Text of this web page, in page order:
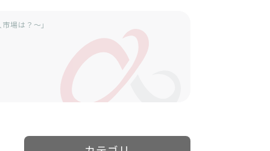
場は？～」